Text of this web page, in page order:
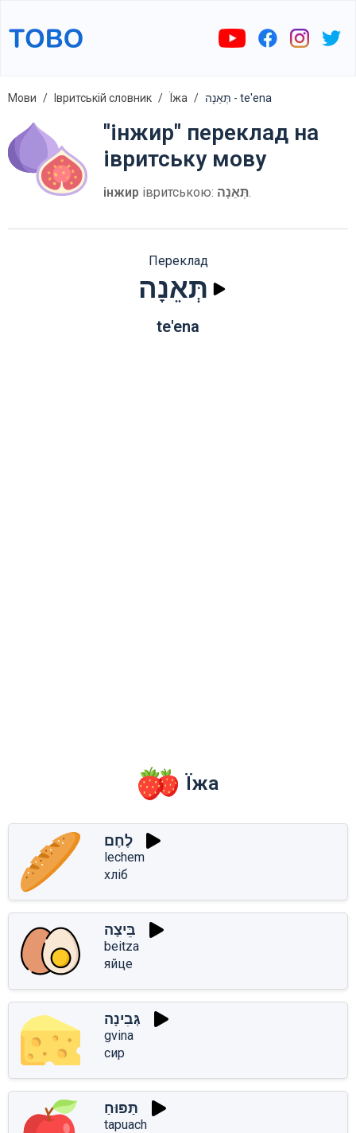
Мови Івритській словник Їжа תְּאֵנָה - te'ena
"інжир" переклад на
івритську мову
інжир івритською: תְּאֵנָה.
Переклад
תְּאֵנָה
te'ena
Їжа
לֶחֶם
lechem
хліб
בֵּיצָה
beitza
яйце
גְּבִינָה
gvina
сир
תַּפּוּחַ
tapuach